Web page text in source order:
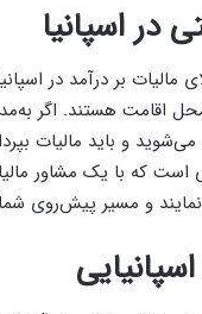
در اسپانیا
مالیات بر درآمد در
می‌شوید و باید مالیات
که با یک مشاور
و مسیر پیش‌روی شما